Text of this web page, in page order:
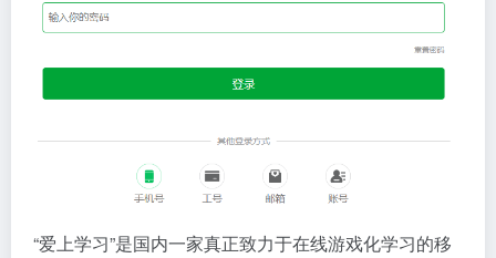
“爱上学习”是国内一家真正致力于在线游戏化学习的移